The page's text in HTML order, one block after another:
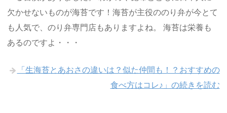
欠かせないものが海苔です！海苔が主役ののり弁が今とて
も人気で、のり弁専門店もありますよね。 海苔は栄養も
あるのですよ・・・
「生海苔とあおさの違いは？似た仲間も！？おすすめの
食べ方はコレ♪」の続きを読む